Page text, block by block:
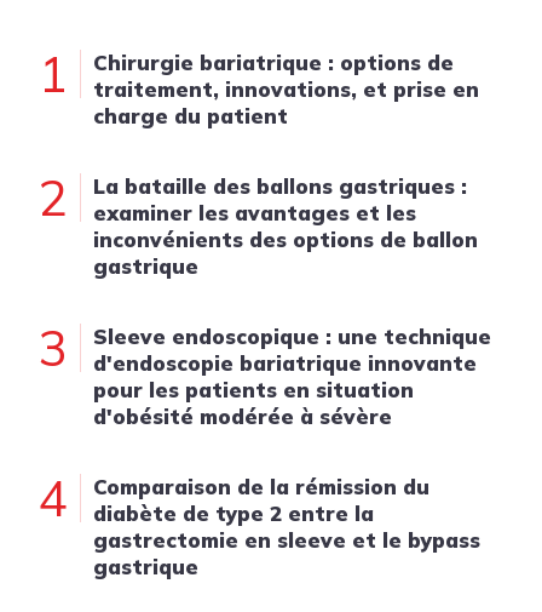
1
Chirurgie bariatrique : options de
traitement, innovations, et prise en
charge du patient
2
La bataille des ballons gastriques :
examiner les avantages et les
inconvénients des options de ballon
gastrique
3
Sleeve endoscopique : une technique
d'endoscopie bariatrique innovante
pour les patients en situation
d'obésité modérée à sévère
4
Comparaison de la rémission du
diabète de type 2 entre la
gastrectomie en sleeve et le bypass
gastrique